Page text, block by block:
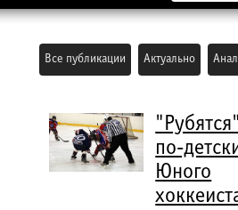
Все публикации Актуально
по-
Юного